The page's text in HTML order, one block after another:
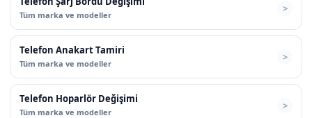
Tüm marka ve modeller
Telefon Anakart Tamiri
Tüm marka ve modeller
Telefon Hoparlör Değişimi
Tüm marka ve modeller